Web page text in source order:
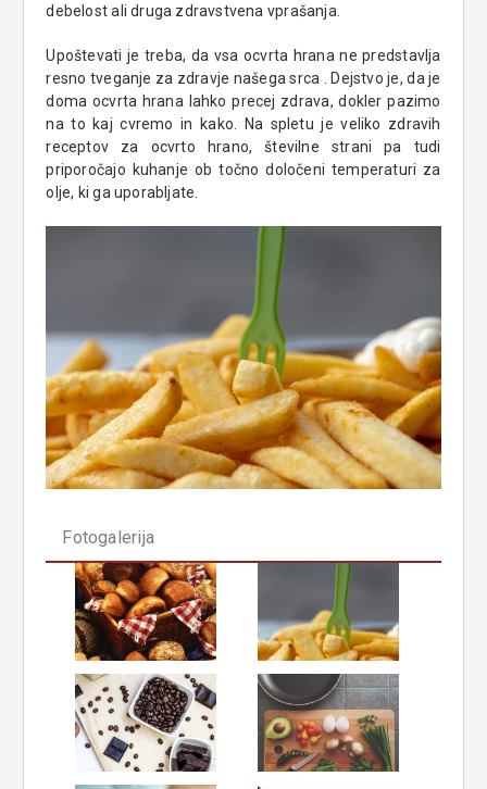
debelost ali druga zdravstvena vprašanja.
Upoštevati je treba, da vsa ocvrta hrana ne predstavlja
resno tveganje za zdravje našega srca . Dejstvo je, da je
doma ocvrta hrana lahko precej zdrava, dokler pazimo
na to kaj cvremo in kako. Na spletu je veliko zdravih
receptov za ocvrto hrano, številne strani pa tudi
priporočajo kuhanje ob točno določeni temperaturi za
olje, ki ga uporabljate.
Fotogalerija